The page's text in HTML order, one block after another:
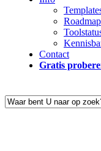
Roadmap
Contact
Gratis